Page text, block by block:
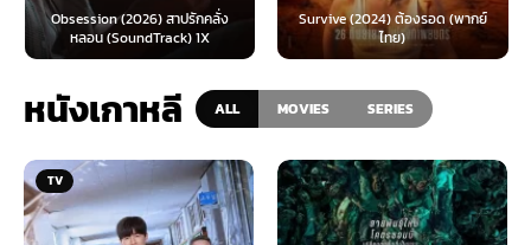
Obsession (2026) สาปรักคลั่ง
หลอน (SoundTrack) 1X
Survive (2024) ต้องรอด (พากย์
ไทย)
หนังเกาหลี ALL MOVIES SERIES
TV